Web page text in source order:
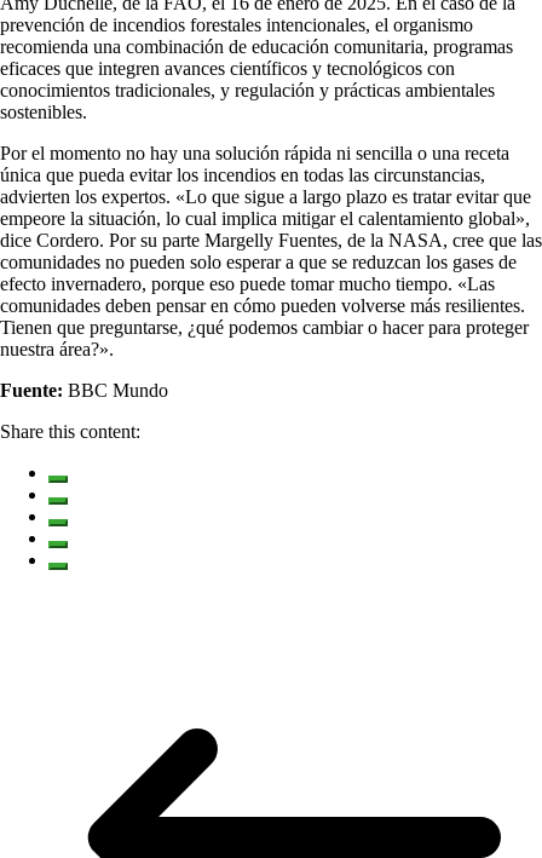
prevención de incendios forestales intencionales, el organismo
recomienda una combinación de educación comunitaria, programas
eficaces que integren avances científicos y tecnológicos con
conocimientos tradicionales, y regulación y prácticas ambientales
sostenibles.
Por el momento no hay una solución rápida ni sencilla o una receta
única que pueda evitar los incendios en todas las circunstancias,
advierten los expertos. «Lo que sigue a largo plazo es tratar evitar que
empeore la situación, lo cual implica mitigar el calentamiento global»,
dice Cordero. Por su parte Margelly Fuentes, de la NASA, cree que las
comunidades no pueden solo esperar a que se reduzcan los gases de
efecto invernadero, porque eso puede tomar mucho tiempo. «Las
comunidades deben pensar en cómo pueden volverse más resilientes.
Tienen que preguntarse, ¿qué podemos cambiar o hacer para proteger
nuestra área?».
Fuente: BBC Mundo
Share this content: